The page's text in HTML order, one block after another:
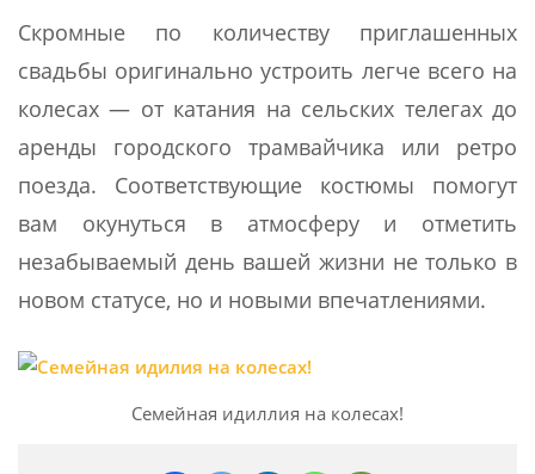
Скромные по количеству приглашенных
свадьбы оригинально устроить легче всего на
колесах — от катания на сельских телегах до
аренды городского трамвайчика или ретро
поезда. Соответствующие костюмы помогут
вам окунуться в атмосферу и отметить
незабываемый день вашей жизни не только в
новом статусе, но и новыми впечатлениями.
Семейная идиллия на колесах!